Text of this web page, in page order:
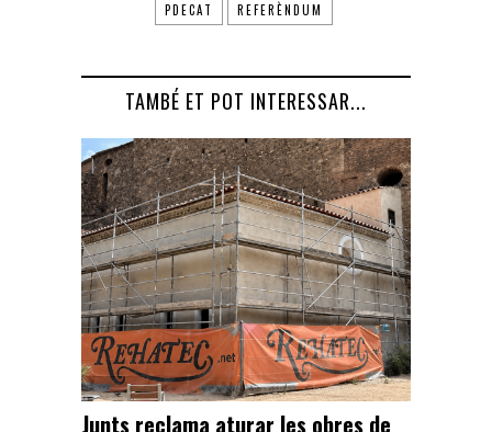
PDECAT REFERÈNDUM
TAMBÉ ET POT INTERESSAR...
Junts reclama aturar les obres de